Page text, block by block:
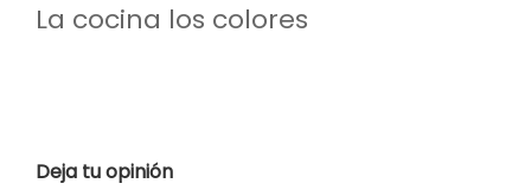
La cocina los colores
Deja tu opinión